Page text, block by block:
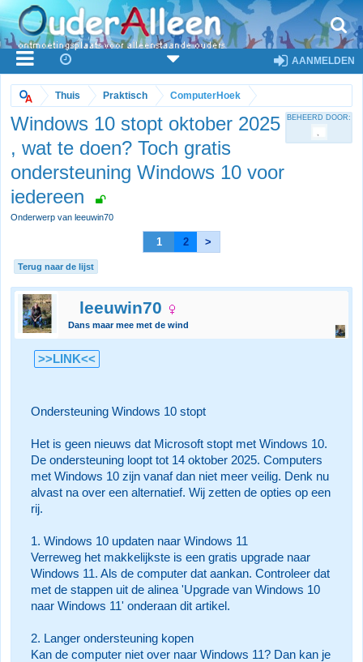
AANMELDEN
Thuis Praktisch ComputerHoek
Windows 10 stopt oktober 2025
, wat te doen? Toch gratis
ondersteuning Windows 10 voor
iedereen
Onderwerp van leeuwin70
BEHEERD DOOR:
1 2 >
Terug naar de lijst
leeuwin70
Dans maar mee met de wind
>>LINK<<
Ondersteuning Windows 10 stopt
Het is geen nieuws dat Microsoft stopt met Windows 10.
De ondersteuning loopt tot 14 oktober 2025. Computers
met Windows 10 zijn vanaf dan niet meer veilig. Denk nu
alvast na over een alternatief. Wij zetten de opties op een
rij.
1. Windows 10 updaten naar Windows 11
Verreweg het makkelijkste is een gratis upgrade naar
Windows 11. Als de computer dat aankan. Controleer dat
met de stappen uit de alinea 'Upgrade van Windows 10
naar Windows 11' onderaan dit artikel.
2. Langer ondersteuning kopen
Kan de computer niet over naar Windows 11? Dan kan je